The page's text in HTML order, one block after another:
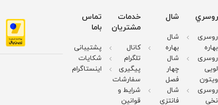
روسري
روسری
بهاره
روسری
لویی
ویتون
روسری
نخی
شال
شال
بهاره
شال
چهار
فصل
شال
فانتزی
خدمات
مشتریان
کانال
تلگرام
پیگیری
سفارشات
شرایط و
قوانین
تماس
باما
پشتیبانی
شکایات
اینستاگرام